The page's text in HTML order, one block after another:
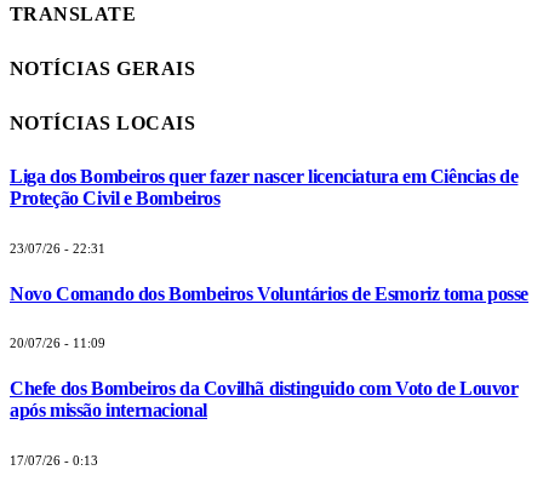
TRANSLATE
NOTÍCIAS GERAIS
NOTÍCIAS LOCAIS
Liga dos Bombeiros quer fazer nascer licenciatura em Ciências de
Proteção Civil e Bombeiros
23/07/26 - 22:31
Novo Comando dos Bombeiros Voluntários de Esmoriz toma posse
20/07/26 - 11:09
Chefe dos Bombeiros da Covilhã distinguido com Voto de Louvor
após missão internacional
17/07/26 - 0:13